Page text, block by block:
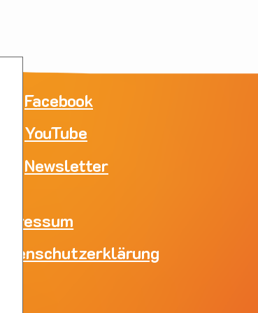
Facebook
YouTube
Newsletter
Impressum
Datenschutzerklärung